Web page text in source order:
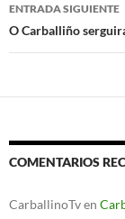
ENTRADA SIGUIENTE
O Carballiño
COMENTARIOS
CarballinoTven